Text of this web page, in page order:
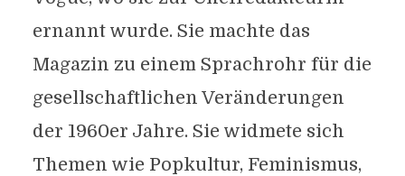
ernannt wurde. Sie machte das
Magazin zu einem Sprachrohr für die
gesellschaftlichen Veränderungen
der 1960er Jahre. Sie widmete sich
Themen wie Popkultur, Feminismus,